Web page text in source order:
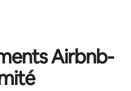
Airbnb-